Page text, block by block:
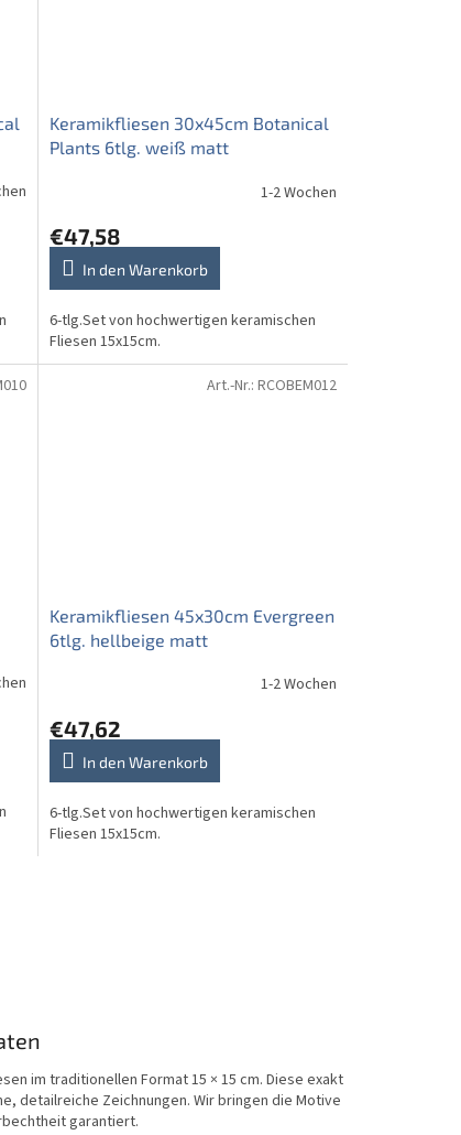
Keramikfliesen 30x45cm Botanical
Plants 6tlg. weiß matt
1-2 Wochen
€47,58
In den Warenkorb
6-tlg.Set von hochwertigen keramischen
Fliesen 15x15cm.
Keramikfliesen 45x30cm Evergreen
6tlg. hellbeige matt
1-2 Wochen
€47,62
In den Warenkorb
6-tlg.Set von hochwertigen keramischen
Fliesen 15x15cm.
Art.-Nr.: RCOBEM012
im traditionellen Format 15 × 15 cm. Diese exakt
detailreiche Zeichnungen. Wir bringen die Motive
garantiert.